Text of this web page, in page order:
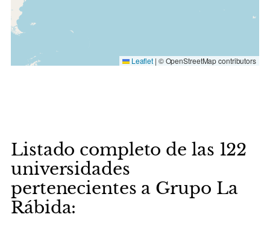
Leaflet | © OpenStreetMap contributors
Listado completo de las 122
universidades
pertenecientes a Grupo La
Rábida: